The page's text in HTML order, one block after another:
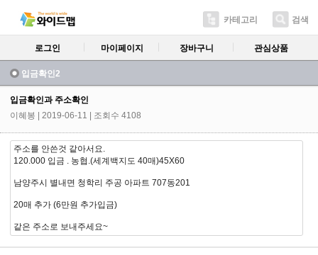
카테고리 검색
로그인 마이페이지 장바구니 관심상품
입금확인2
입금확인과 주소확인
이혜봉
| 2019-06-11 | 조회수 4108
주소를 안쓴것 같아서요.
120.000 입금 . 농협.(세계백지도 40매)45X60
남양주시 별내면 청학리 주공 아파트 707동201
20매 추가 (6만원 추가입금)
같은 주소로 보내주세요~